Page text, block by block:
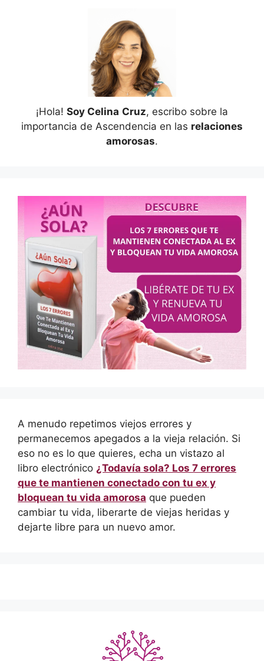
¡Hola! Soy Celina Cruz, escribo sobre la
importancia de Ascendencia en las relaciones
amorosas.
A menudo repetimos viejos errores y
permanecemos apegados a la vieja relación. Si
eso no es lo que quieres, echa un vistazo al
libro electrónico ¿Todavía sola? Los 7 errores
que te mantienen conectado con tu ex y
bloquean tu vida amorosa que pueden
cambiar tu vida, liberarte de viejas heridas y
dejarte libre para un nuevo amor.